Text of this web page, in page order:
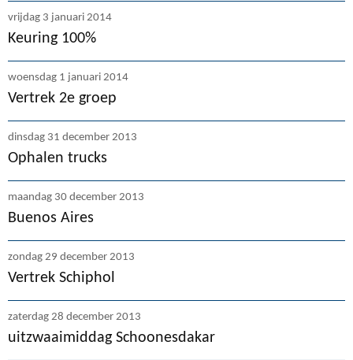
vrijdag 3 januari 2014
Keuring 100%
woensdag 1 januari 2014
Vertrek 2e groep
dinsdag 31 december 2013
Ophalen trucks
maandag 30 december 2013
Buenos Aires
zondag 29 december 2013
Vertrek Schiphol
zaterdag 28 december 2013
uitzwaaimiddag Schoonesdakar